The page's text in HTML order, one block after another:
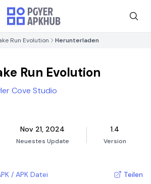
Run Evolution Herunterladen
Run Evolution
Cove Studio
Nov 21, 2024
Neuestes Update
1.4
Version
/ APK Datei Teilen